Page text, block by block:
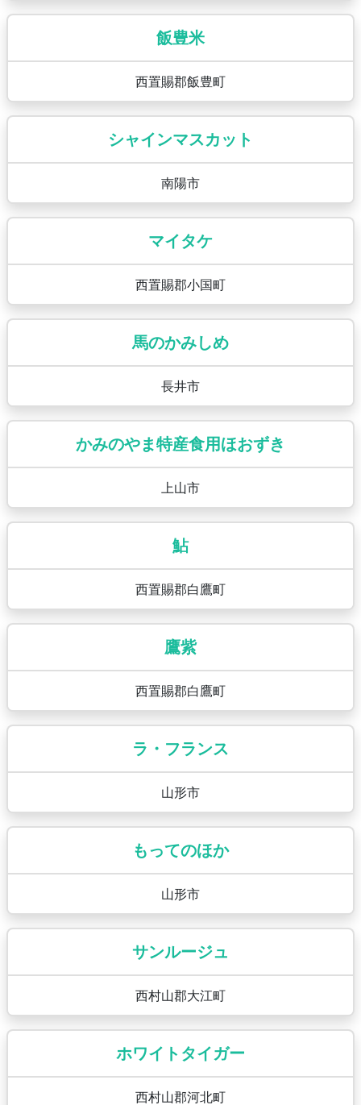
飯豊米
西置賜郡飯豊町
シャインマスカット
南陽市
マイタケ
西置賜郡小国町
馬のかみしめ
長井市
かみのやま特産食用ほおずき
上山市
鮎
西置賜郡白鷹町
鷹紫
西置賜郡白鷹町
ラ・フランス
山形市
もってのほか
山形市
サンルージュ
西村山郡大江町
ホワイトタイガー
西村山郡河北町